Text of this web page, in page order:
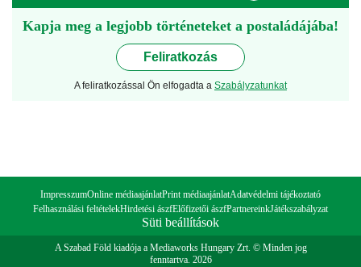
Kapja meg a legjobb történeteket a postaládájába!
Feliratkozás
A feliratkozással Ön elfogadta a Szabályzatunkat
ImpresszumOnline médiaajánlatPrint médiaajánlatAdatvédelmi tájékoztató
Felhasználási feltételekHirdetési ászfElőfizetői ászfPartnereinkJátékszabályzat
Süti beállítások
A Szabad Föld kiadója a Mediaworks Hungary Zrt. © Minden jog
fenntartva. 2026